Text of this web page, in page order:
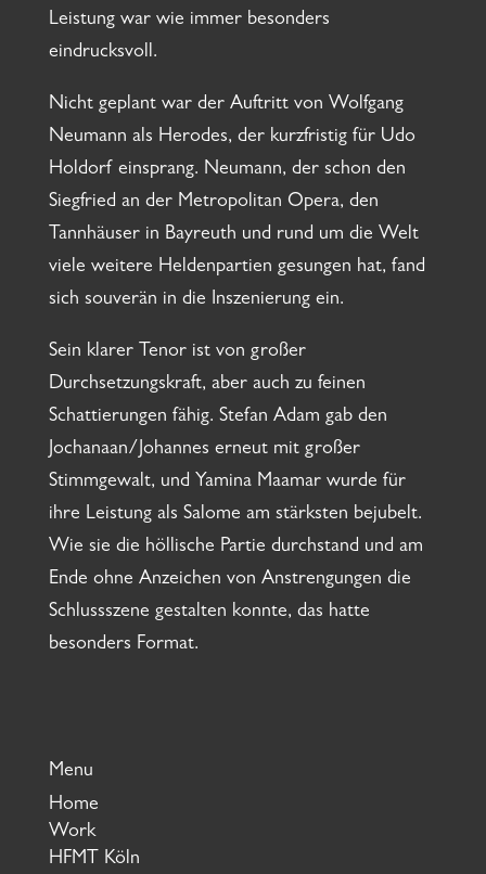
Leistung war wie immer besonders
eindrucksvoll.
Nicht geplant war der Auftritt von Wolfgang
Neumann als Herodes, der kurzfristig für Udo
Holdorf einsprang. Neumann, der schon den
Siegfried an der Metropolitan Opera, den
Tannhäuser in Bayreuth und rund um die Welt
viele weitere Heldenpartien gesungen hat, fand
sich souverän in die Inszenierung ein.
Sein klarer Tenor ist von großer
Durchsetzungskraft, aber auch zu feinen
Schattierungen fähig. Stefan Adam gab den
Jochanaan/Johannes erneut mit großer
Stimmgewalt, und Yamina Maamar wurde für
ihre Leistung als Salome am stärksten bejubelt.
Wie sie die höllische Partie durchstand und am
Ende ohne Anzeichen von Anstrengungen die
Schlussszene gestalten konnte, das hatte
besonders Format.
Menu
Home
Work
HFMT Köln